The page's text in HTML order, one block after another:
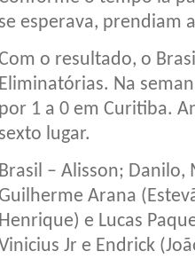
se esperava, prendiam
o resultado, o
Eliminatórias. Na
por 1 a 0 em Curitiba.
sexto lugar.
Brasil – Alisson;
Guilherme Arana
Henrique) e Lucas
Jr e Endrick